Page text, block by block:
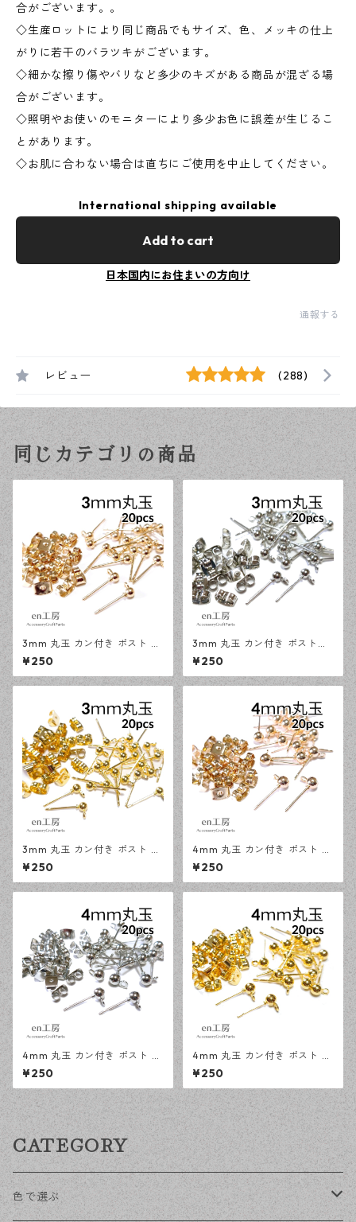
合がございます。。
◇生産ロットにより同じ商品でもサイズ、色、メッキの仕上
がりに若干のバラツキがございます。
◇細かな擦り傷やバリなど多少のキズがある商品が混ざる場
合がございます。
◇照明やお使いのモニターにより多少お色に誤差が生じるこ
とがあります。
◇お肌に合わない場合は直ちにご使用を中止してください。
International shipping available
Add to cart
日本国内にお住まいの方向け
通報する
レビュー (288)
同じカテゴリの商品
3mm 丸玉 カン付き ポスト ピ
アス KCゴールド 20ピース 金
属キャッチ ピアスパーツ 【en
工房】
¥250
3mm 丸玉 カン付き ポストピ
アス シルバー 20ピース 金属
キャッチ ピアス 【en工房】
¥250
3mm 丸玉 カン付き ポスト ピ
アス ゴールド 20ピース 金属
キャッチ ピアスパーツ 【en工
房】
¥250
4mm 丸玉 カン付き ポスト ピ
アス KCゴールド 20ピース 金
属キャッチ ピアスパーツ 【en
工房】
¥250
4mm 丸玉 カン付き ポスト ピ
アス シルバー 20ピース 金属
キャッチ ピアス 【en工房】
¥250
4mm 丸玉 カン付き ポスト ピ
アス ゴールド 20ピース 金属
キャッチ ピアスパーツ 【en工
房】
¥250
CATEGORY
色で選ぶ